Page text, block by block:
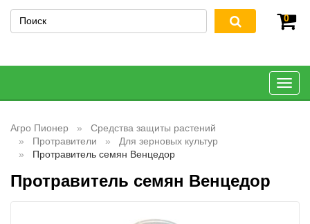
0
Агро Пионер
Средства защиты растений
Протравители
Для зерновых культур
Протравитель семян Венцедор
Протравитель семян Венцедор